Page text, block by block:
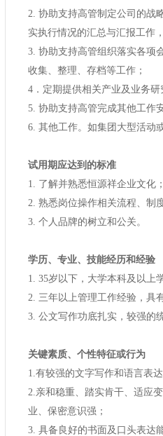
2. 协助支持高管制定公司的战
实执行情况的汇总与汇报工作
3. 协助支持高管组织落实各项
收集、整理、存档等工作；
4．定期提供相关产业及业务
5. 协助支持高管完成其他工作
6. 其他工作。如集团大型活动
试用期应达到的标准
1. 了解并熟悉恒源祥企业文化
2. 熟悉岗位操作相关流程、制
3. 个人品牌的树立和公关。
学历、专业、技能经历和经验
1. 35岁以下，大学本科及以上
2. 三年以上管理工作经验，具
3. 公文写作功底扎实，较强的
关键素质、个性特征或行为
1.有较强的文字写作和语言表
2.亲和稳重、踏实肯干、适应
业、保密意识强；
3. 具备良好的书面及口头表达